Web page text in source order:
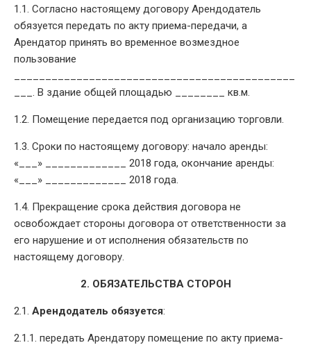
1.1. Согласно настоящему договору Арендодатель
обязуется передать по акту приема-передачи, а
Арендатор принять во временное возмездное
пользование
___. В здание общей площадью ________ кв.м.
1.2. Помещение передается под организацию торговли.
1.3. Сроки по настоящему договору: начало аренды:
«___» _____________ 2018 года, окончание аренды:
«___» _____________ 2018 года.
1.4. Прекращение срока действия договора не
освобождает стороны договора от ответственности за
его нарушение и от исполнения обязательств по
настоящему договору.
2. ОБЯЗАТЕЛЬСТВА СТОРОН
2.1. Арендодатель обязуется:
2.1.1. передать Арендатору помещение по акту приема-